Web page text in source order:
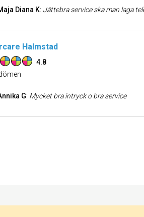
Diana K: Jättebra service ska man laga telefonen i
Halmstad
4.8
G: Mycket bra intryck o bra service